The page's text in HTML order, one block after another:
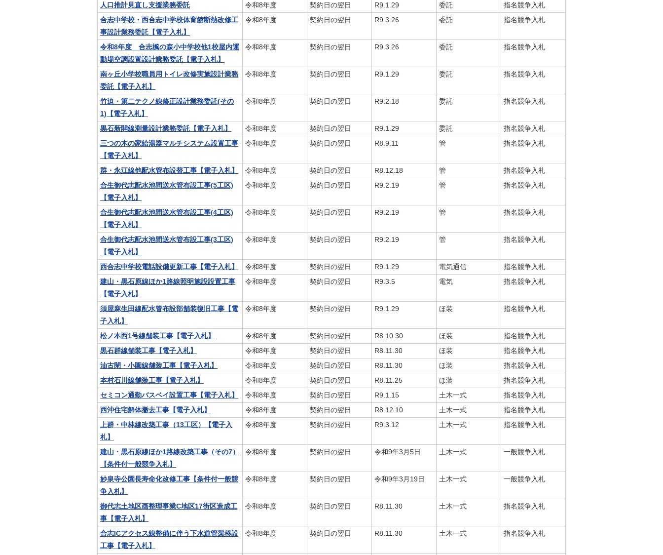
人口推計見直し支援業務委託
令和8年度 契約日の翌日 R9.1.29 委託
指名競争入札
合志中学校・西合志中学校体育館断熱改修工
事設計業務委託【電子入札】
令和8年度 契約日の翌日 R9.3.26 委託 指名競争入札
令和8年度 合志楓の森小中学校他1校屋内運
動場空調設置設計業務委託【電子入札】
令和8年度 契約日の翌日 R9.3.26 委託 指名競争入札
南ヶ丘小学校職員用トイレ改修実施設計業務
委託【電子入札】
令和8年度 契約日の翌日 R9.1.29 委託 指名競争入札
竹迫・第二テクノ線修正設計業務委託(その
1)【電子入札】
令和8年度 契約日の翌日 R9.2.18 委託 指名競争入札
黒石新開線測量設計業務委託【電子入札】 令和8年度 契約日の翌日 R9.1.29 委託
指名競争入札
三つの木の家給湯器マルチシステム設置工事
【電子入札】
令和8年度 契約日の翌日 R8.9.11 管 指名競争入札
群・永江線他配水管布設替工事【電子入札】 令和8年度 契約日の翌日 R8.12.18 管
指名競争入札
合生御代志配水池間送水管布設工事(5工区)
【電子入札】
令和8年度 契約日の翌日 R9.2.19 管 指名競争入札
合生御代志配水池間送水管布設工事(4工区)
【電子入札】
令和8年度 契約日の翌日 R9.2.19 管 指名競争入札
合生御代志配水池間送水管布設工事(3工区)
【電子入札】
令和8年度 契約日の翌日 R9.2.19 管 指名競争入札
西合志中学校電話設備更新工事【電子入札】 令和8年度 契約日の翌日 R9.1.29 電気通信
指名競争入札
建山・黒石原線ほか1路線照明施設設置工事
【電子入札】
令和8年度 契約日の翌日 R9.3.5 電気 指名競争入札
須屋麻生田線配水管布設部舗装復旧工事【電
子入札】
令和8年度 契約日の翌日 R9.1.29 ほ装 指名競争入札
松ノ本西1号線舗装工事【電子入札】 令和8年度 契約日の翌日 R8.10.30 ほ装
指名競争入札
黒石群線舗装工事【電子入札】
令和8年度 契約日の翌日 R8.11.30 ほ装
指名競争入札
油古閑・小園線舗装工事【電子入札】
令和8年度 契約日の翌日 R8.11.30 ほ装
指名競争入札
本村石川線舗装工事【電子入札】
令和8年度 契約日の翌日 R8.11.25 ほ装
指名競争入札
セミコン通勤バスベイ設置工事【電子入札】
令和8年度 契約日の翌日 R9.1.15 土木一式
指名競争入札
西沖住宅解体撤去工事【電子入札】
令和8年度 契約日の翌日 R8.12.10 土木一式
指名競争入札
上群・中林線改築工事（13工区）【電子入
札】
令和8年度 契約日の翌日 R9.3.12 土木一式 指名競争入札
建山・黒石原線ほか1路線改築工事（その7）
【条件付一般競争入札】
令和8年度 契約日の翌日 令和9年3月5日 土木一式 一般競争入札
妙泉寺公園長寿命化改修工事【条件付一般競
争入札】
令和8年度 契約日の翌日 令和9年3月19日 土木一式 一般競争入札
御代志土地区画整理事業C地区17街区造成工
事【電子入札】
令和8年度 契約日の翌日 R8.11.30 土木一式 指名競争入札
合志ICアクセス線整備に伴う下水道管渠移設
工事【電子入札】
令和8年度 契約日の翌日 R8.11.30 土木一式 指名競争入札